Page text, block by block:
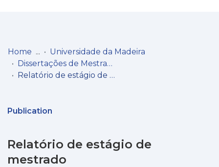
Communities
Statistics
Home
Universidade da Madeira
Dissertações de Mestrado
Relatório de estágio de mestrado
Publication
Relatório de estágio de
mestrado